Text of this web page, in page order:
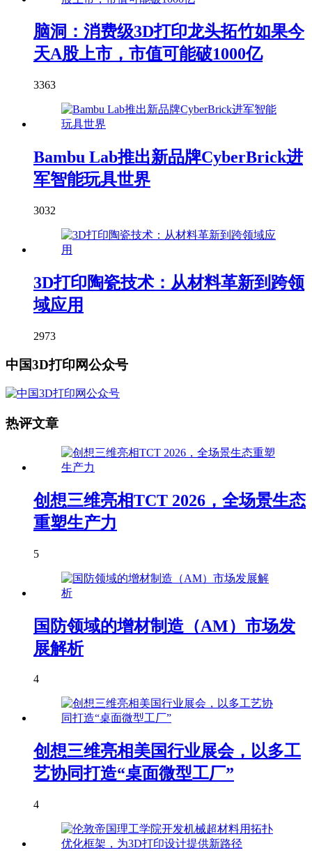
脑洞：消费级3D打印龙头拓竹如果今
天A股上市，市值可能破1000亿
3363
Bambu Lab推出新品牌CyberBrick进
军智能玩具世界
3032
3D打印陶瓷技术：从材料革新到跨领
域应用
2973
中国3D打印网公众号
热评文章
创想三维亮相TCT 2026，全场景生态
重塑生产力
5
国防领域的增材制造（AM）市场发
展解析
4
创想三维亮相美国行业展会，以多工
艺协同打造“桌面微型工厂”
4